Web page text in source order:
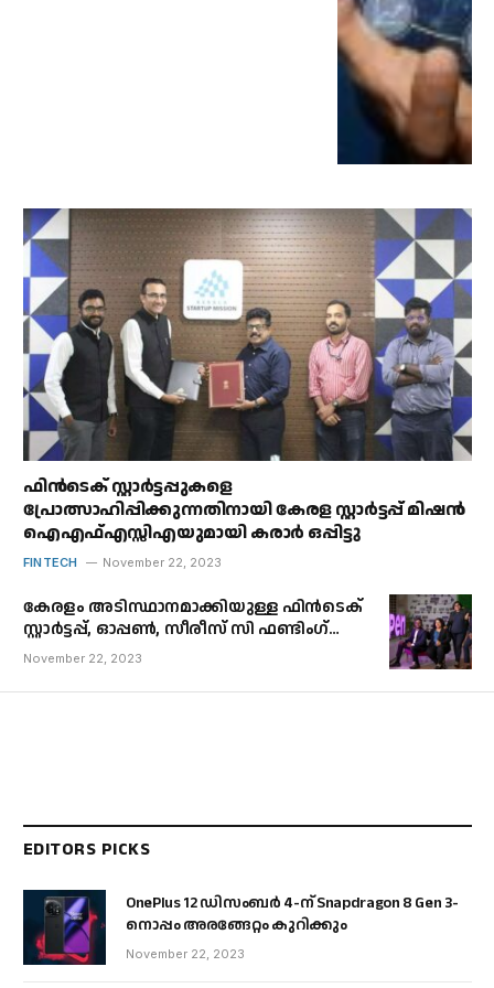
ഫിൻടെക് സ്റ്റാർട്ടപ്പുകളെ
പ്രോത്സാഹിപ്പിക്കുന്നതിനായി കേരള സ്റ്റാർട്ടപ്പ് മിഷൻ
ഐഎഫ്എസ്സിഎയുമായി കരാർ ഒപ്പിട്ടു
FINTECH November 22, 2023
കേരളം അടിസ്ഥാനമാക്കിയുള്ള ഫിൻ‌ടെക്
സ്റ്റാർട്ടപ്പ്, ഓപ്പൺ, സീരീസ് സി ഫണ്ടിംഗ്
റിനർഷിപ്പ് വികസനത്തിലും
മില്യൺ സമാഹരിക്കുന്നു.
November 22, 2023
EDITORS PICKS
OnePlus 12 ഡിസംബർ 4-ന് Snapdragon 8 Gen 3-
നൊപ്പം അരങ്ങേറ്റം കുറിക്കും
November 22, 2023